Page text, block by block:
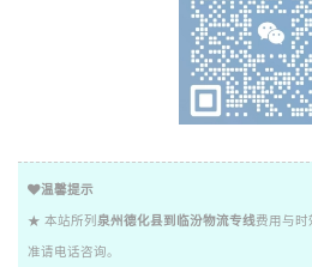
温馨提示
★ 本站所列 泉州德化县到临汾物流专线费用与
准请电话咨询。